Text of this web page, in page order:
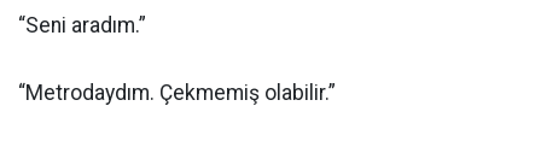
“Seni aradım.”
“Metrodaydım. Çekmemiş olabilir.”